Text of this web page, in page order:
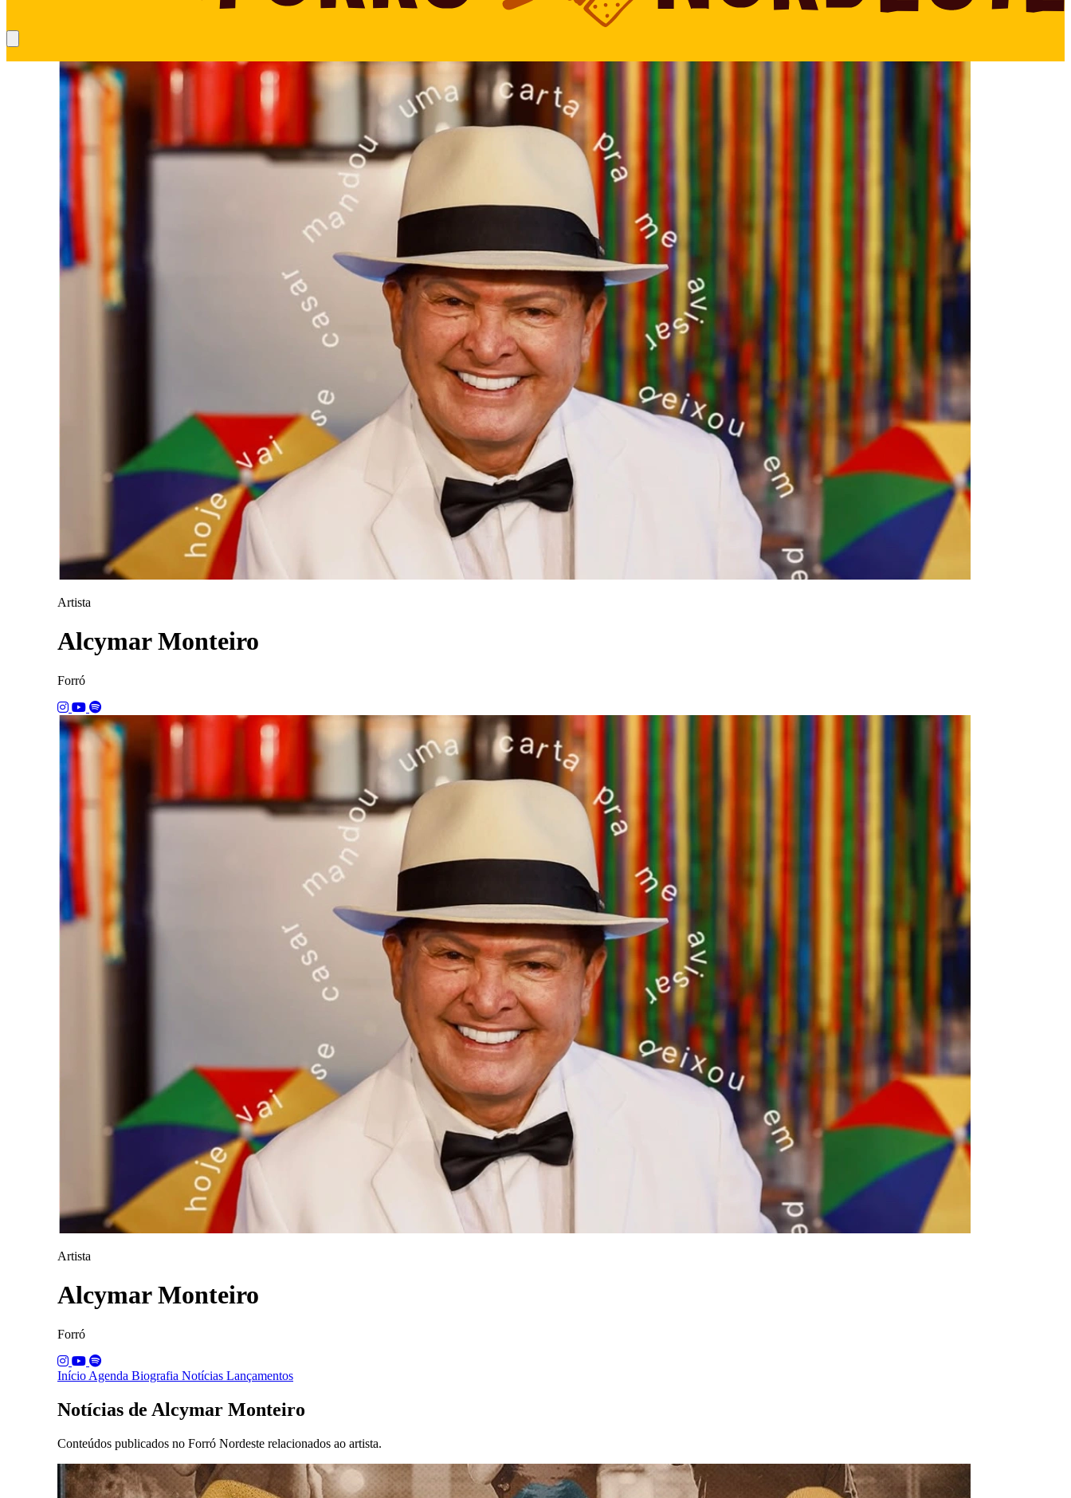
Artista
Alcymar Monteiro
Forró
Artista
Alcymar Monteiro
Forró
Início Agenda Biografia Notícias Lançamentos
Notícias de Alcymar Monteiro
Conteúdos publicados no Forró Nordeste relacionados ao artista.